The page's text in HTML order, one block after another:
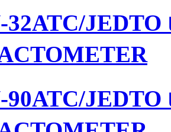
32ATC/
90ATC/